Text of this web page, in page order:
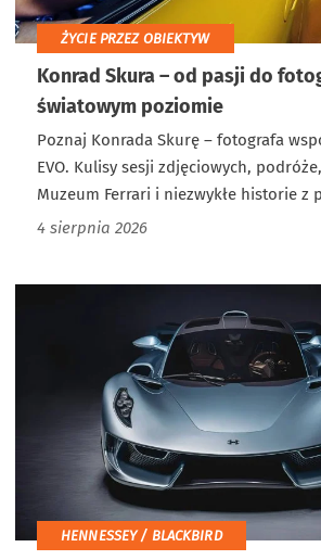
ŻYCIE PRZEZ OBIEKTYW
Konrad Skura – od pasji do
światowym poziomie
Poznaj Konrada Skurę – fotografa
EVO. Kulisy sesji zdjęciowych,
Muzeum Ferrari i niezwykłe historie z
4 sierpnia 2026
HENNESSEY / BLACKBIRD